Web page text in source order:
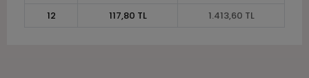
12
117,80 TL 1.413,60 TL